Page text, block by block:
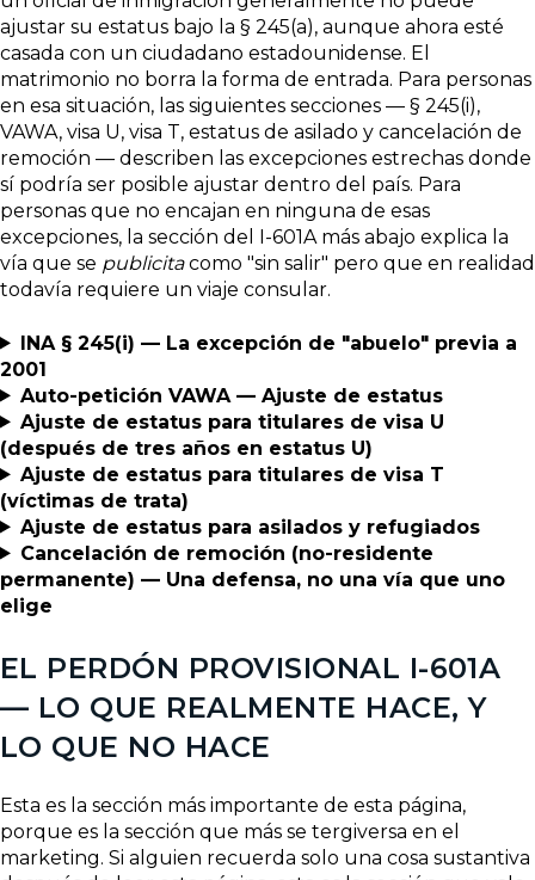
ajustar su estatus bajo la § 245(a), aunque ahora esté
casada con un ciudadano estadounidense. El
matrimonio no borra la forma de entrada. Para personas
en esa situación, las siguientes secciones — § 245(i),
VAWA, visa U, visa T, estatus de asilado y cancelación de
remoción — describen las excepciones estrechas donde
sí podría ser posible ajustar dentro del país. Para
personas que no encajan en ninguna de esas
excepciones, la sección del I-601A más abajo explica la
vía que se publicitacomo "sin salir" pero que en realidad
todavía requiere un viaje consular.
INA § 245(i) — La excepción de "abuelo" previa a
2001
Auto-petición VAWA — Ajuste de estatus
Ajuste de estatus para titulares de visa U
(después de tres años en estatus U)
Ajuste de estatus para titulares de visa T
(víctimas de trata)
Ajuste de estatus para asilados y refugiados
Cancelación de remoción (no-residente
permanente) — Una defensa, no una vía que uno
elige
EL PERDÓN PROVISIONAL I-601A
— LO QUE REALMENTE HACE, Y
LO QUE NO HACE
Esta es la sección más importante de esta página,
porque es la sección que más se tergiversa en el
marketing. Si alguien recuerda solo una cosa sustantiva